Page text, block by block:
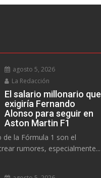
agosto 5, 2026
La Redacción
El salario millonario que
exigiría Fernando
Alonso para seguir en
Aston Martin F1
de la Fórmula 1 son el
rumores, especialmente...